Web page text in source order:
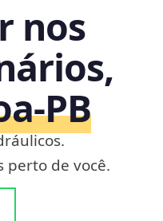
nos
perto de você.